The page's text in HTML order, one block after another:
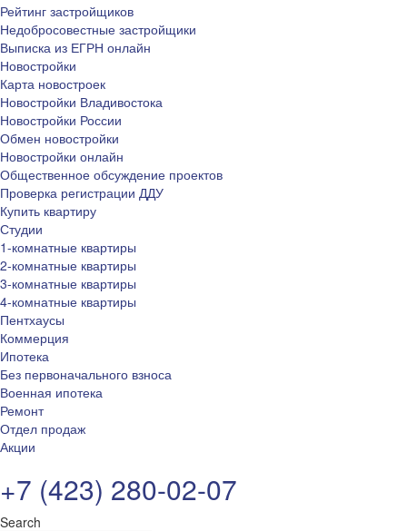
Рейтинг застройщиков
Недобросовестные застройщики
Выписка из ЕГРН онлайн
Новостройки
Карта новостроек
Новостройки Владивостока
Новостройки России
Обмен новостройки
Новостройки онлайн
Общественное обсуждение проектов
Проверка регистрации ДДУ
Купить квартиру
Студии
1-комнатные квартиры
2-комнатные квартиры
3-комнатные квартиры
4-комнатные квартиры
Пентхаусы
Коммерция
Ипотека
Без первоначального взноса
Военная ипотека
Ремонт
Отдел продаж
Акции
+7 (423) 280-02-07
Search